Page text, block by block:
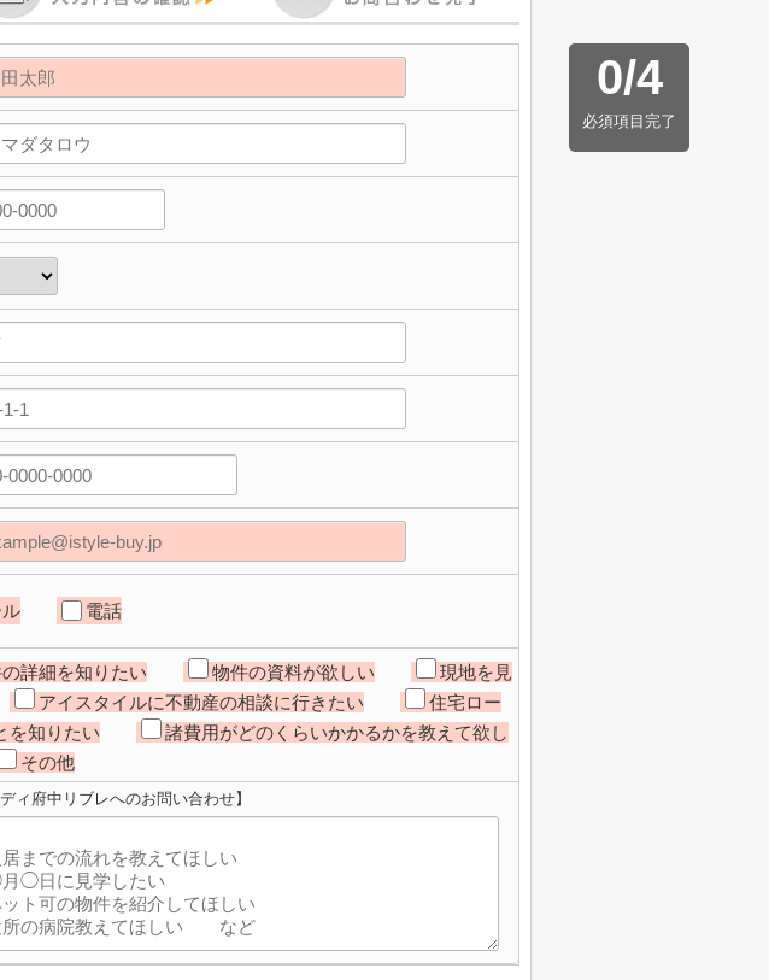
0/4
必須項目完了
ル 電話
詳細を知りたい 物件の資料が欲しい
現地を見
アイスタイルに不動産の相談に行きたい
住宅ロー
を知りたい
諸費用がどのくらいかかるかを教えて欲し
その他
ディ府中リブレへのお問い合わせ】